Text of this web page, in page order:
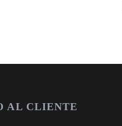
AL CLIENTE